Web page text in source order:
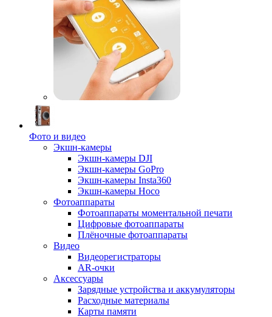
Фото и видео
Экшн-камеры
Экшн-камеры DJI
Экшн-камеры GoPro
Экшн-камеры Insta360
Экшн-камеры Hoco
Фотоаппараты
Фотоаппараты моментальной печати
Цифровые фотоаппараты
Плёночные фотоаппараты
Видео
Видеорегистраторы
AR-очки
Аксессуары
Зарядные устройства и аккумуляторы
Расходные материалы
Карты памяти